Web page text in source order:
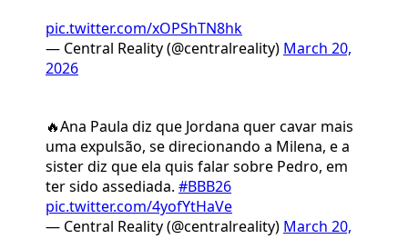
pic.twitter.com/xOPShTN8hk
— Central Reality (@centralreality) March 20,
2026
🔥Ana Paula diz que Jordana quer cavar mais
uma expulsão, se direcionando a Milena, e a
sister diz que ela quis falar sobre Pedro, em
ter sido assediada. #BBB26
pic.twitter.com/4yofYtHaVe
— Central Reality (@centralreality) March 20,